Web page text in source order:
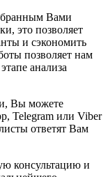
Вами
это позволяет
и сэкономить
позволяет нам
анализа
Вы можете
Telegram или Viber
ответят Вам
консультацию и